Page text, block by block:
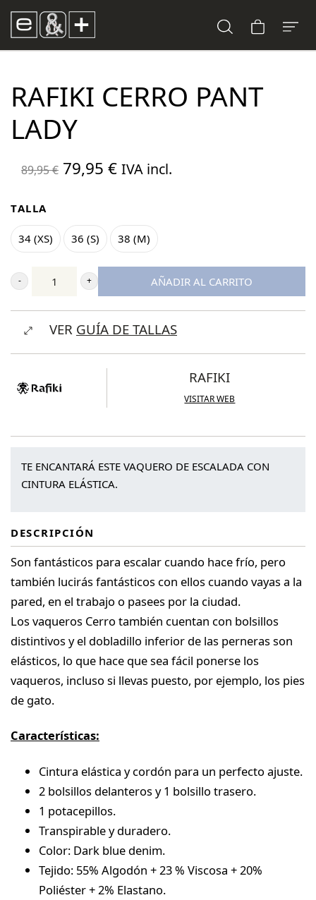
RAFIKI CERRO PANT
LADY
89,95€ El
era:
89,95 €.
79,95 €El
es:
79,95 €.
IVA incl.
TALLA
34 (XS) 36 (S) 38 (M)
Rafiki
Cerro
Pant
AÑADIR AL CARRITO
VER GUÍA DE TALLAS
RAFIKI
VISITAR WEB
TE ENCANTARÁ ESTE VAQUERO DE ESCALADA CON
CINTURA ELÁSTICA.
DESCRIPCIÓN
Son fantásticos para escalar cuando hace frío, pero
también lucirás fantásticos con ellos cuando vayas a la
pared, en el trabajo o pasees por la ciudad.
Los vaqueros Cerro también cuentan con bolsillos
distintivos y el dobladillo inferior de las perneras son
elásticos, lo que hace que sea fácil ponerse los
vaqueros, incluso si llevas puesto, por ejemplo, los pies
de gato.
Características:
Cintura elástica y cordón para un perfecto ajuste.
2 bolsillos delanteros y 1 bolsillo trasero.
1 potacepillos.
Transpirable y duradero.
Color: Dark blue denim.
Tejido: 55% Algodón + 23 % Viscosa + 20%
Poliéster + 2% Elastano.